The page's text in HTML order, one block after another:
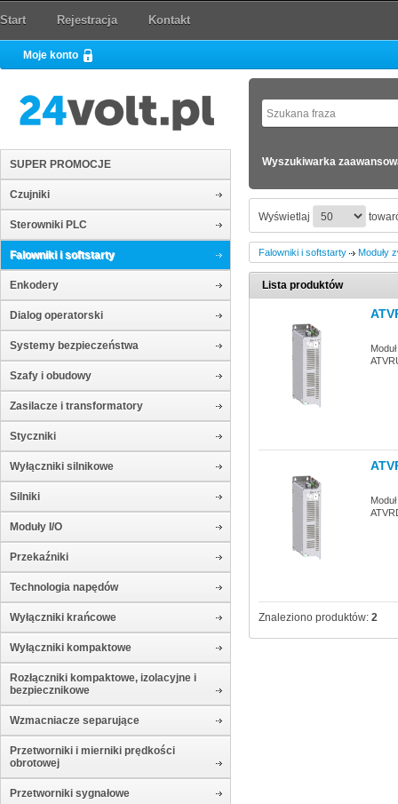
Start Rejestracja Kontakt
Moje konto
SUPER PROMOCJE
Czujniki
Sterowniki PLC
Falowniki i softstarty
Enkodery
Dialog operatorski
Systemy bezpieczeństwa
Szafy i obudowy
Zasilacze i transformatory
Styczniki
Wyłączniki silnikowe
Silniki
Moduły I/O
Przekaźniki
Technologia napędów
Wyłączniki krańcowe
Wyłączniki kompaktowe
Rozłączniki kompaktowe, izolacyjne i
bezpiecznikowe
Wzmacniacze separujące
Przetworniki i mierniki prędkości
obrotowej
Przetworniki sygnałowe
Wyszukiwarka
Wyświetlaj
Falowniki i softstarty Moduły
Lista produktów
Znaleziono produktów: 2